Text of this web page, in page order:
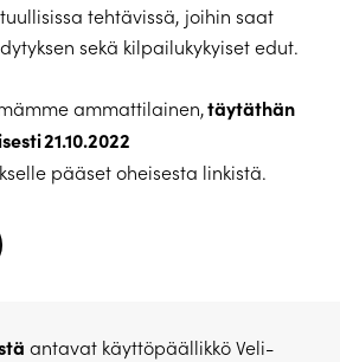
tehtävissä, joihin saat
sekä kilpailukykyiset edut.
ammattilainen,täytäthän
21.10.2022
pääset oheisesta linkistä.
antavat käyttöpäällikkö Veli-